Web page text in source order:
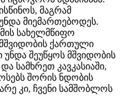
მაგრამ
მიემართებოდეს.
სახელმწიფო
მშვიდობის ქართული
შეუწყოს მშვიდობის
სამხრეთ კავკასიაში,
შორის ნდობის
კი, ჩვენი სამშობლოს